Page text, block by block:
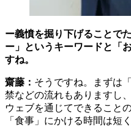
ー義憤を掘り下げることで
ー」というキーワードと「
すね。
齋藤： そうですね。まずは
禁などの流れもありますし
ウェブを通じてできること
「食事」にかける時間は短